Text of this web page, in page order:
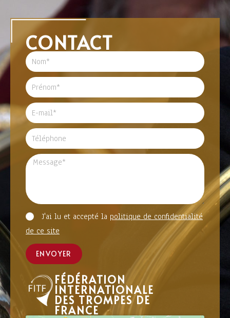
CONTACT
J'ai lu et accepté la politique de confidentialité
de ce site
ENVOYER
FÉDÉRATION
INTERNATIONALE
DES TROMPES DE
FRANCE